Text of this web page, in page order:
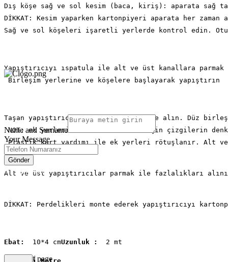
Dış köşe sağ ve sol kesim (baca, kiriş): aparata sağ
DİKKAT: Kesim yaparken kartonpiyeri aparata her zaman
Sağ ve sol köşeleri işaretli yerlerde kontrol edin.
Yapıştırıcıyı ıspatula ile alt ve üst kanallara parmak
Birleşim yerlerine ve köşelere başlayarak yapıştırın
Taşan yapıştırıcıyı parmak yardımı ile alın. Düz
NOT: ek yerlerinin belli olmaması için çizgilerin
Plastik kart yardımı ile ek yerleri rötuşlanır. Alt ve
Alt ve üst yapıştırıcılar parmak ile fazlalıkları
DİKKAT: Perdelikleri monte ederek yapıştırıcıyı
Ebat: 10*4 cmUzunluk : 2 mt
Name and Surname
Your Message
Gönder
© Copyright®™
bottom of page